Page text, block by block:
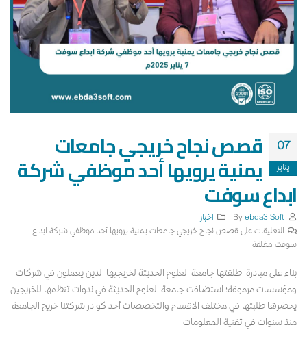
07
يناير
قصص نجاح خريجي جامعات
يمنية يرويها أحد موظفي شركة
ابداع سوفت
ebda3 Soft
اخبار
التعليقات على قصص نجاح خريجي جامعات يمنية يرويها أحد موظفي شركة ابداع
سوفت مغلقة
بناء على مبادرة اطلقتها جامعة العلوم الحديثة لخريجيها الذين يعملون في شركات
ومؤسسات مرموقة؛ استضافت جامعة العلوم الحديثة في ندوات تنظمها للخريجين
يحضرها طلبتها في مختلف الاقسام والتخصصات أحد كوادر شركتنا خريج الجامعة
منذ سنوات في تقنية المعلومات